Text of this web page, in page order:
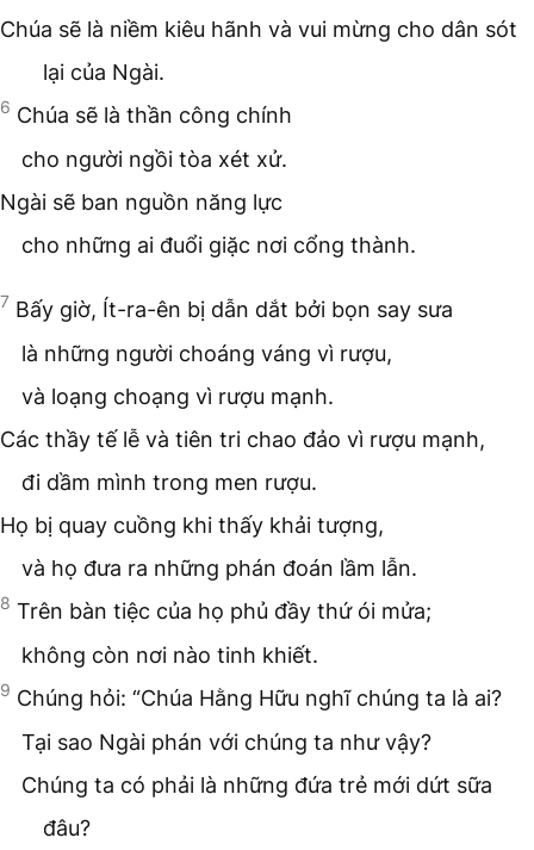
Chúa sẽ là niềm kiêu hãnh và vui mừng cho dân sót
lại của Ngài.
6 Chúa sẽ là thần công chính
cho người ngồi tòa xét xử.
Ngài sẽ ban nguồn năng lực
cho những ai đuổi giặc nơi cổng thành.
7 Bấy giờ, Ít-ra-ên bị dẫn dắt bởi bọn say sưa
là những người choáng váng vì rượu,
và loạng choạng vì rượu mạnh.
Các thầy tế lễ và tiên tri chao đảo vì rượu mạnh,
đi dầm mình trong men rượu.
Họ bị quay cuồng khi thấy khải tượng,
và họ đưa ra những phán đoán lầm lẫn.
8 Trên bàn tiệc của họ phủ đầy thứ ói mửa;
không còn nơi nào tinh khiết.
9 Chúng hỏi: “Chúa Hằng Hữu nghĩ chúng ta là ai?
Tại sao Ngài phán với chúng ta như vậy?
Chúng ta có phải là những đứa trẻ mới dứt sữa
đâu?